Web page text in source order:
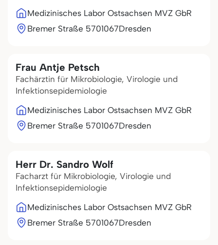
Medizinisches Labor Ostsachsen MVZ GbR
Bremer Straße 5701067Dresden
Frau Antje Petsch
Fachärztin für Mikrobiologie, Virologie und
Infektionsepidemiologie
Medizinisches Labor Ostsachsen MVZ GbR
Bremer Straße 5701067Dresden
Herr Dr. Sandro Wolf
Facharzt für Mikrobiologie, Virologie und
Infektionsepidemiologie
Medizinisches Labor Ostsachsen MVZ GbR
Bremer Straße 5701067Dresden